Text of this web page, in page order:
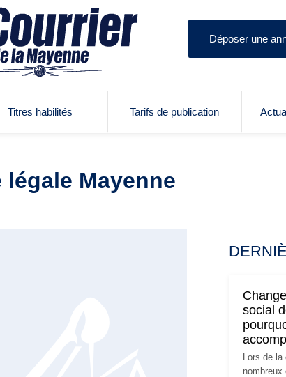
Déposer une
Titres habilités Tarifs de publication
Mayenne
social
Lors de la
nombreux